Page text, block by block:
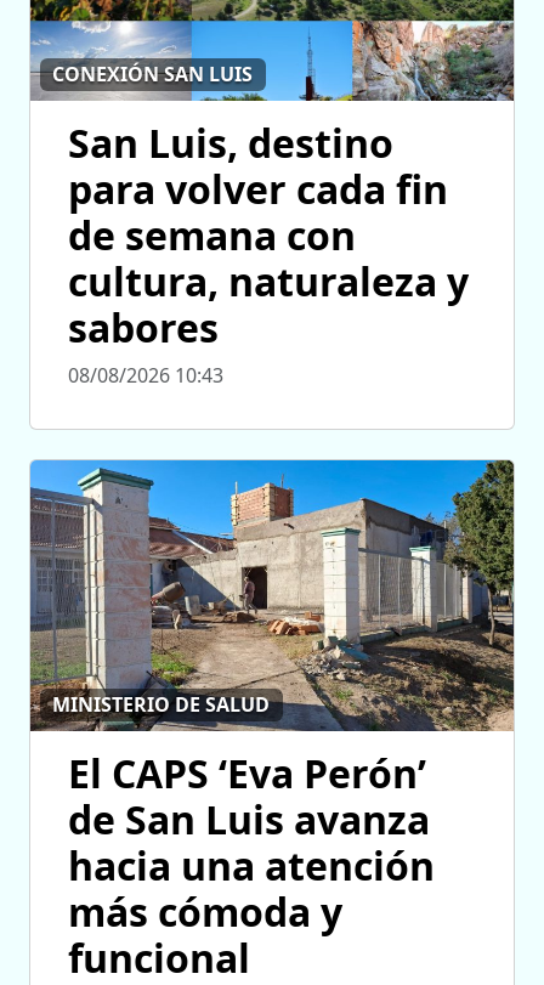
CONEXIÓN SAN LUIS
San Luis, destino
para volver cada fin
de semana con
cultura, naturaleza y
sabores
08/08/2026 10:43
MINISTERIO DE SALUD
El CAPS ‘Eva Perón’
de San Luis avanza
hacia una atención
más cómoda y
funcional